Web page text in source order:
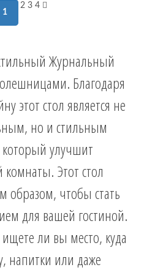
1
2 3 4
Журнальный
Благодаря
этот стол является не
но и стильным
улучшит
Этот стол
образом, чтобы стать
для вашей гостиной.
ли вы место, куда
напитки или даже